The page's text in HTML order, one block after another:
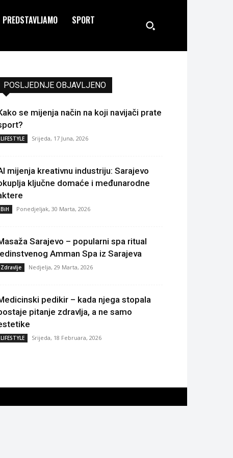
PREDSTAVLJAMO
SPORT
POSLJEDNJE OBJAVLJENO
se mijenja način na koji navijači prate
LIFESTYLE Srijeda, 17 Juna, 2026
mijenja kreativnu industriju: Sarajevo
ključne domaće i međunarodne
BiH Ponedjeljak, 30 Marta, 2026
Sarajevo – popularni spa ritual
Amman Spa iz Sarajeva
Zdravlje Nedjelja, 29 Marta, 2026
pedikir – kada njega stopala
pitanje zdravlja, a ne samo
LIFESTYLE Srijeda, 18 Februara, 2026